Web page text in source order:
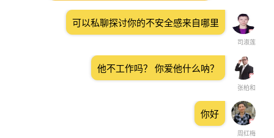
司淑莲
可以私聊探讨你的不安全感来自哪里
张柏和
他不工作吗？ 你爱他什么呐？
周红梅
你好